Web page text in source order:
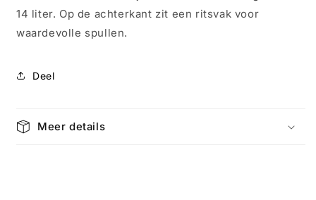
14 liter. Op de achterkant zit een ritsvak voor
waardevolle spullen.
Deel
Meer details